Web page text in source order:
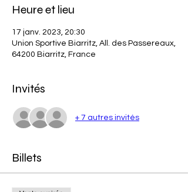
Heure et lieu
17 janv. 2023, 20:30
Union Sportive Biarritz, All. des Passereaux,
64200 Biarritz, France
Invités
+ 7 autres invités
Billets